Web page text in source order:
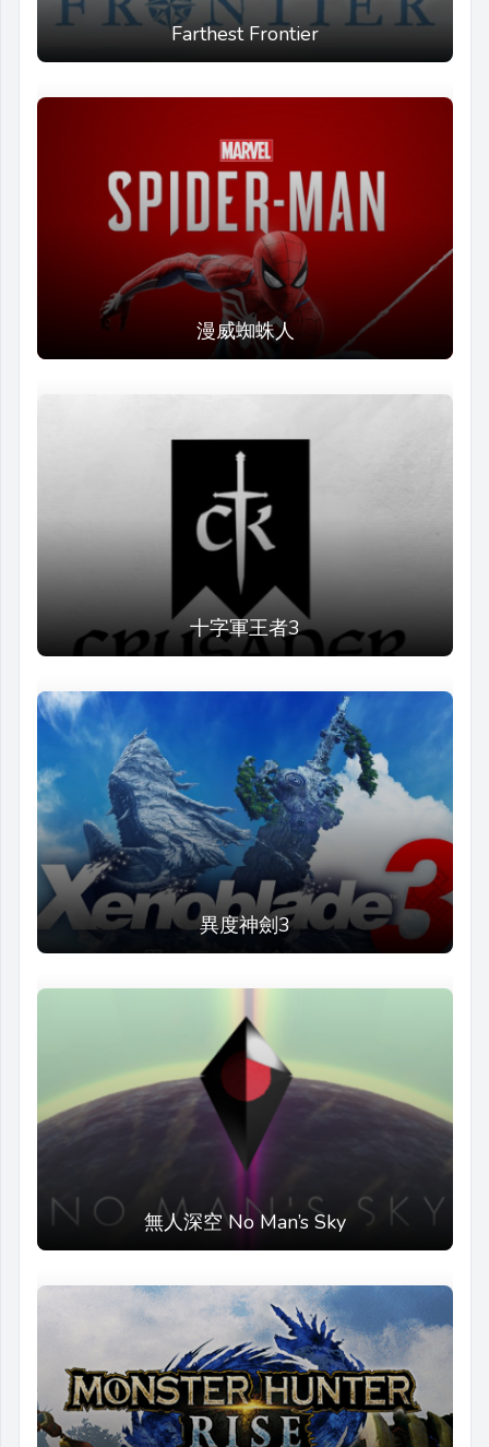
Farthest Frontier
漫威蜘蛛人
十字軍王者3
異度神劍3
無人深空 No Man’s Sky